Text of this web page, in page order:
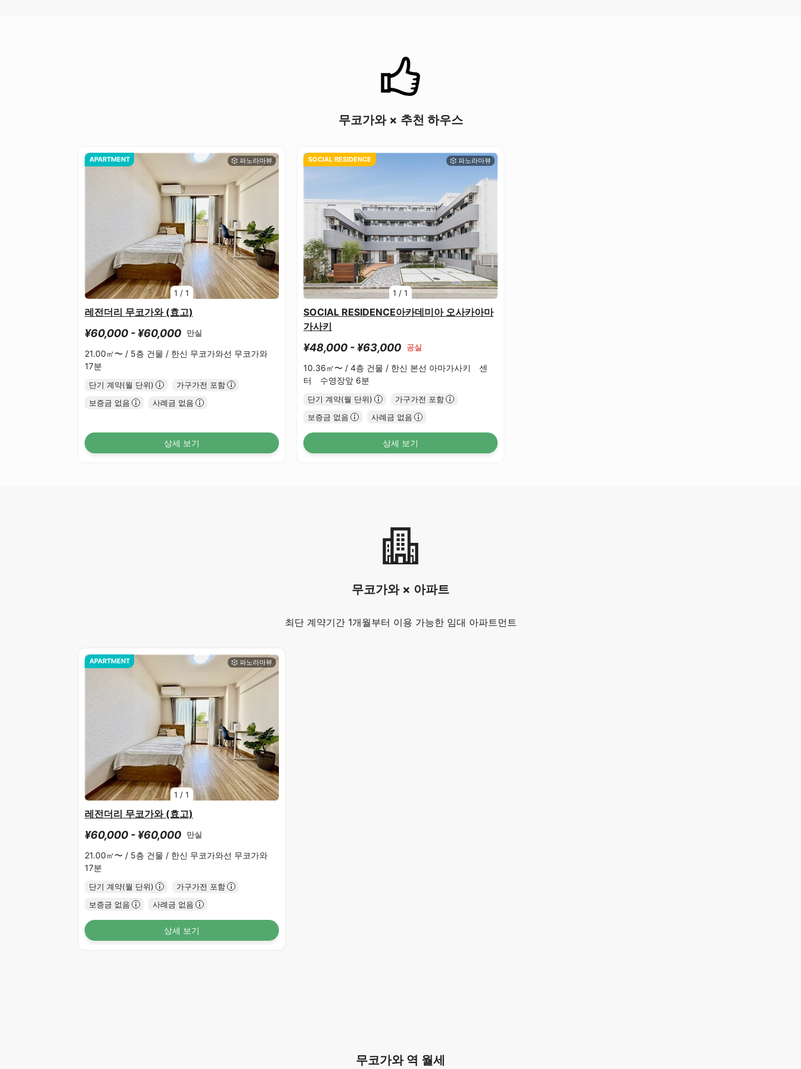
무코가와 × 추천 하우스
1 /1
APARTMENT
레전더리 무코가와 (효고)
¥60,000 - ¥60,000 만실
21.00㎡〜 / 5층 건물 / 한신 무코가와선 무코가와
17분
단기 계약(월 단위)
가구가전 포함
보증금 없음
사례금 없음
상세 보기
1 /1
SOCIAL RESIDENCE
SOCIAL RESIDENCE아카데미아 오사카아마
가사키
¥48,000 - ¥63,000 공실
10.36㎡〜 /4층 건물 / 한신 본선 아마가사키 센
터 수영장앞 6분
단기 계약(월 단위)
가구가전 포함
보증금 없음
사례금 없음
상세 보기
무코가와 × 아파트
최단 계약기간 1개월부터 이용 가능한 임대 아파트먼트
1 /1
APARTMENT
레전더리 무코가와 (효고)
¥60,000 - ¥60,000 만실
21.00㎡〜 / 5층 건물 / 한신 무코가와선 무코가와
17분
단기 계약(월 단위)
가구가전 포함
보증금 없음
사례금 없음
상세 보기
무코가와 역 월세